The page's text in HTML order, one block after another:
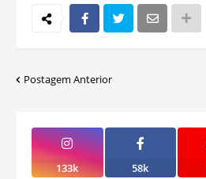
Postagem Anterior
133k 58k